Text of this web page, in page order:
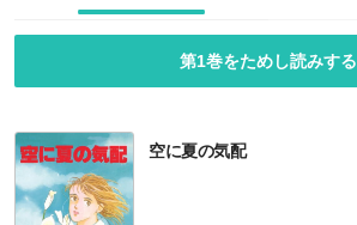
第1巻をためし読みする
空に夏の気配